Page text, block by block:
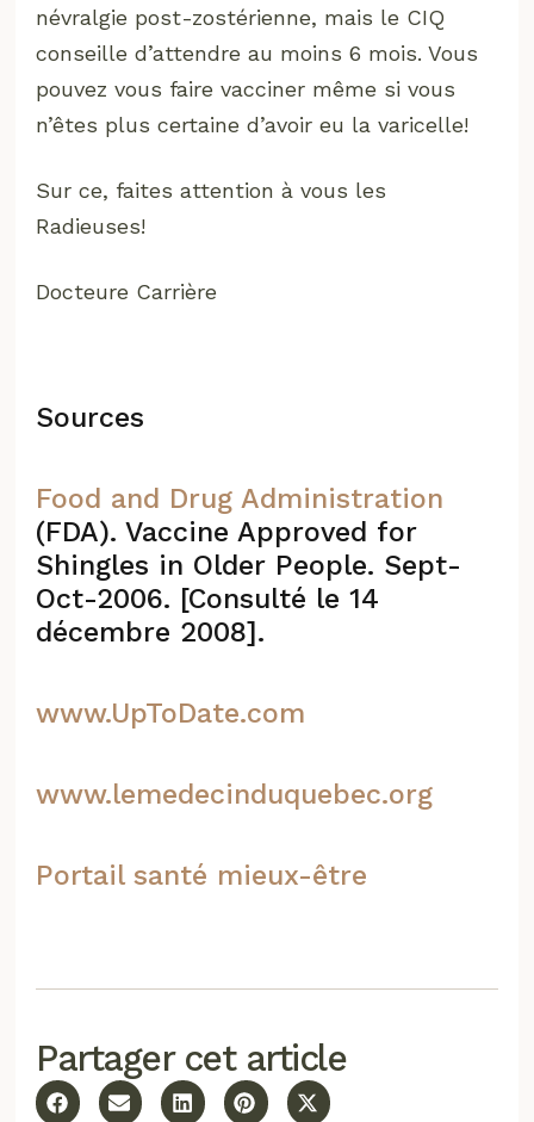
névralgie post-zostérienne, mais le CIQ
conseille d’attendre au moins 6 mois. Vous
pouvez vous faire vacciner même si vous
n’êtes plus certaine d’avoir eu la varicelle!
Sur ce, faites attention à vous les
Radieuses!
Docteure Carrière
Sources
Food and Drug Administration
(FDA). Vaccine Approved for
Shingles in Older People. Sept-
Oct-2006. [Consulté le 14
décembre 2008].
www.UpToDate.com
www.lemedecinduquebec.org
Portail santé mieux-être
Partager cet article